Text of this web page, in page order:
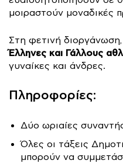
μοιραστούν μοναδικές
Στη φετινή
Έλληνες και Γάλλους
γυναίκες και άνδρες.
Πληροφορίες:
Δύο ωριαίες
Όλες οι τάξεις
μπορούν να